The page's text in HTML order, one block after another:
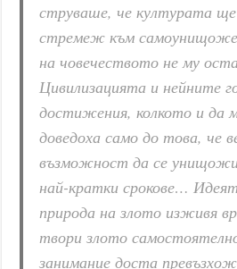
струваше, че културата
стремеж към
на човечеството не му
Цивилизацията и нейните
достижения, колкото и да
доведоха само до това, че
възможност да се
най-кратки срокове…
природа на злото изживя
твори злото
занимание доста